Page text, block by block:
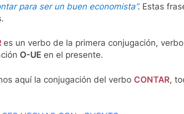
para ser un buen economista”. Estas
es un verbo de la primera conjugación,
O-UE en el presente.
aquí la conjugación del verbo CONTAR,